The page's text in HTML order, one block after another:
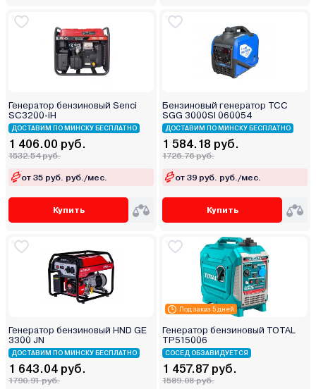
Генератор бензиновый Senci
SC3200-iН
ДОСТАВИМ ПО МИНСКУ БЕСПЛАТНО
1 406.00 руб.
1532.54 руб.
от 35 руб. руб./мес.
Купить
Бензиновый генератор ТСС
SGG 3000SI 060054
ДОСТАВИМ ПО МИНСКУ БЕСПЛАТНО
1 584.18 руб.
1726.76 руб.
от 39 руб. руб./мес.
Купить
Генератор бензиновый HND GE
3300 JN
ДОСТАВИМ ПО МИНСКУ БЕСПЛАТНО
1 643.04 руб.
1790.91 руб.
Под заказ 5 дней
Генератор бензиновый TOTAL
TP515006
СОСЕД ОБЗАВИДУЕТСЯ
1 457.87 руб.
1589.08 руб.